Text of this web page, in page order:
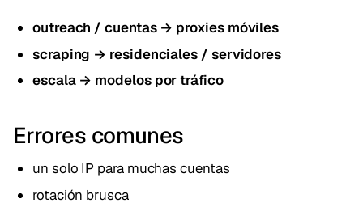
outreach / cuentas → proxies móviles
scraping → residenciales / servidores
escala → modelos por tráfico
Errores comunes
un solo IP para muchas cuentas
rotación brusca